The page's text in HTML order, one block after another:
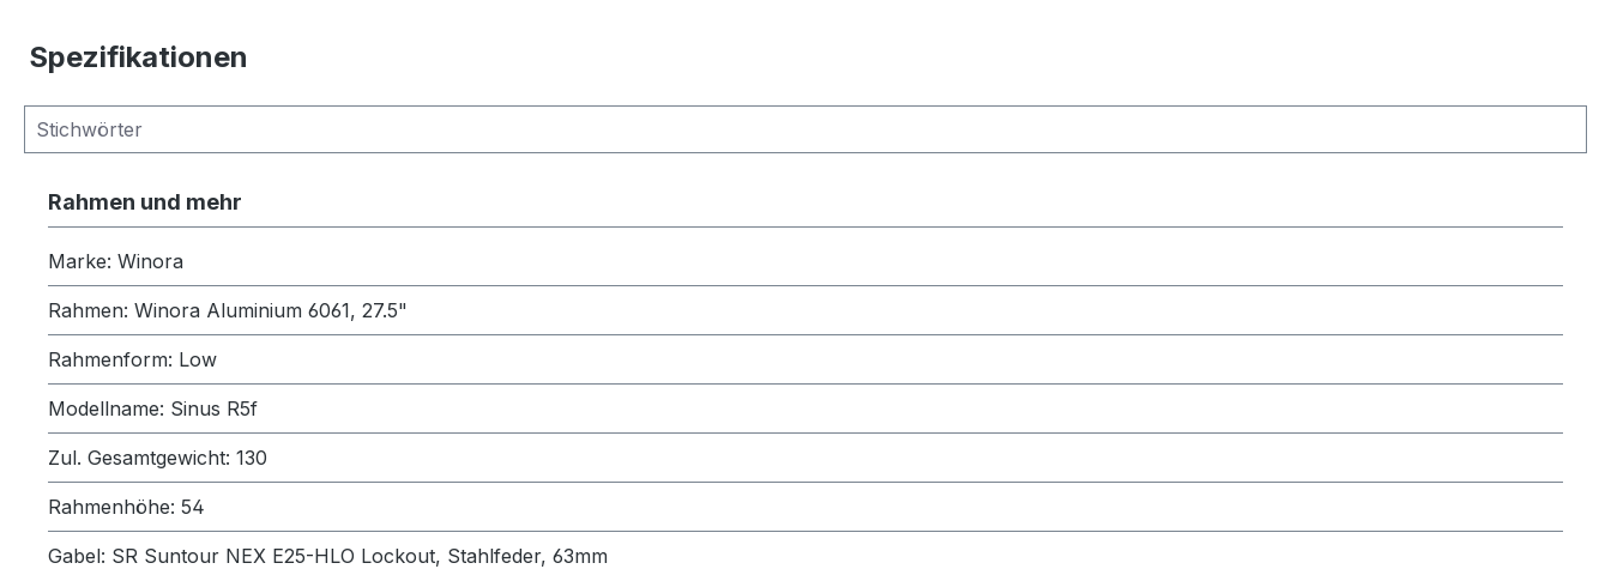
Spezifikationen
Rahmen und mehr
Marke: Winora
Rahmen: Winora Aluminium 6061, 27.5"
Rahmenform: Low
Modellname: Sinus R5f
Zul. Gesamtgewicht: 130
Rahmenhöhe: 54
Gabel: SR Suntour NEX E25-HLO Lockout, Stahlfeder, 63mm